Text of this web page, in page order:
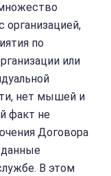
организацией,
по
или
нет мышей и
факт не
Договора
данные
В этом